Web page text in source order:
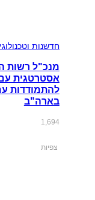
חדשנות
מנכ"ל רשות
אסטרטגית
להתמודדות
בארה"ב
1,694
צפיות